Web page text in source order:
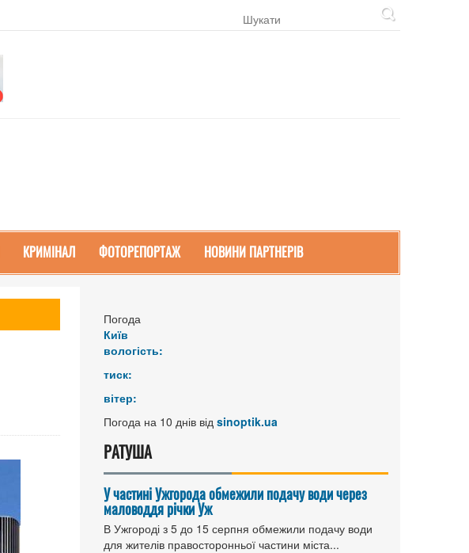
КРИМІНАЛ ФОТОРЕПОРТАЖ НОВИНИ ПАРТНЕРІВ
Погода
Київ
вологість:
тиск:
вітер:
Погода на 10 днів від sinoptik.ua
РАТУША
У частині Ужгорода обмежили подачу води через
маловоддя річки Уж
В Ужгороді з 5 до 15 серпня обмежили подачу води
для жителів правосторонньої частини міста...